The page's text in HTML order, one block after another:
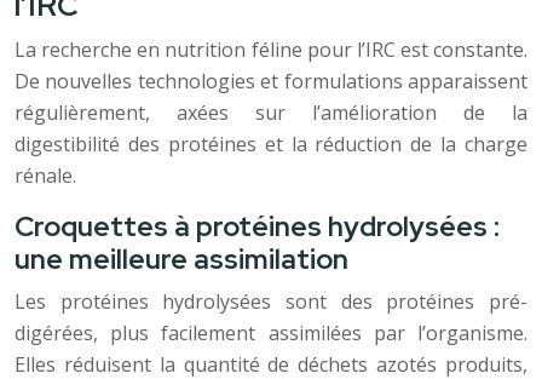
La recherche en nutrition féline pour l’IRC est constante.
De nouvelles technologies et formulations apparaissent
régulièrement, axées sur l’amélioration de la
digestibilité des protéines et la réduction de la charge
rénale.
Croquettes à protéines hydrolysées :
une meilleure assimilation
Les protéines hydrolysées sont des protéines pré-
digérées, plus facilement assimilées par l’organisme.
Elles réduisent la quantité de déchets azotés produits,